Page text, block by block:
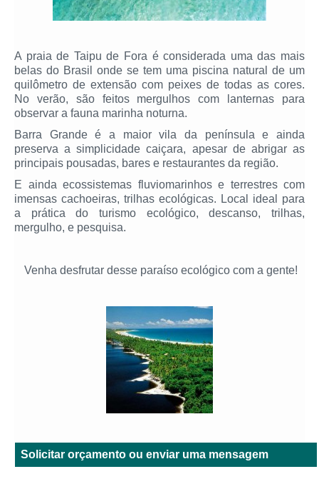
A praia de Taipu de Fora é considerada uma das mais
belas do Brasil onde se tem uma piscina natural de um
quilômetro de extensão com peixes de todas as cores.
No verão, são feitos mergulhos com lanternas para
observar a fauna marinha noturna.
Barra Grande é a maior vila da península e ainda
preserva a simplicidade caiçara, apesar de abrigar as
principais pousadas, bares e restaurantes da região.
E ainda ecossistemas fluviomarinhos e terrestres com
imensas cachoeiras, trilhas ecológicas. Local ideal para
a prática do turismo ecológico, descanso, trilhas,
mergulho, e pesquisa.
Venha desfrutar desse paraíso ecológico com a gente!
Solicitar orçamento ou enviar uma mensagem